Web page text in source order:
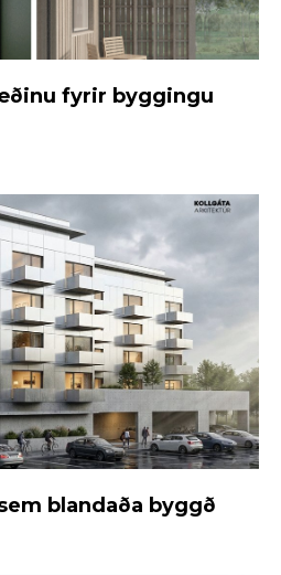
fyrir byggingu
blandaða byggð